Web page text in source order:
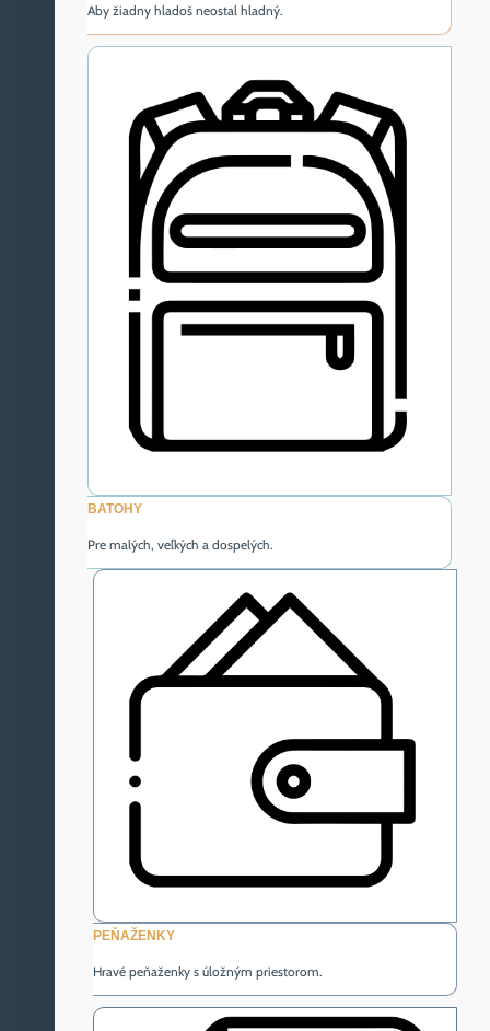
Aby žiadny hladoš neostal hladný.
BATOHY
Pre malých, veľkých a dospelých.
PEŇAŽENKY
Hravé peňaženky s úložným priestorom.